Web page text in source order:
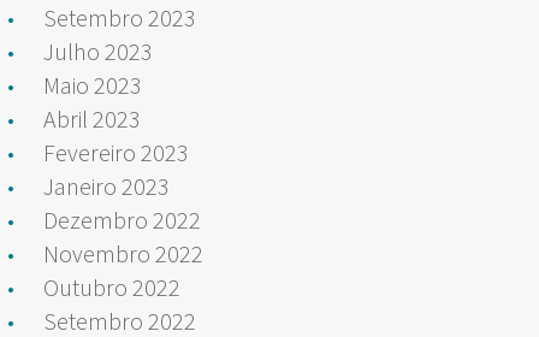
Setembro 2023
Julho 2023
Maio 2023
Abril 2023
Fevereiro 2023
Janeiro 2023
Dezembro 2022
Novembro 2022
Outubro 2022
Setembro 2022